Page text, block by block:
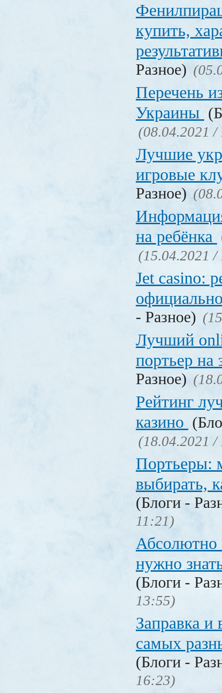
купить,
Разное)
Перечень
Украины
(08.04.2021 /
Лучшие
игровые
Разное)
на ребёнка
(15.04.2021 /
Jet casino:
- Разное)
Лучший
портьер на
Разное)
Рейтинг
казино
(18.04.2021 /
Портьеры:
выбирать,
(Блоги -
11:21)
Абсолютно
нужно
(Блоги -
13:55)
Заправка и
самых
(Блоги -
16:23)